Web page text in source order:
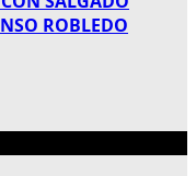
ROBLEDO